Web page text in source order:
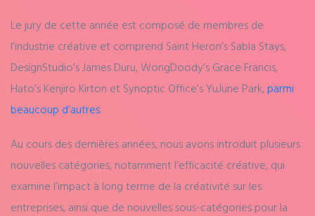
Le jury de cette année est composé de membres de
l’industrie créative et comprend Saint Heron’s Sabla Stays,
DesignStudio’s James Duru, WongDoody’s Grace Francis,
Hato’s Kenjiro Kirton et Synoptic Office’s YuJune Park,parmi
beaucoup d’autres.
Au cours des dernières années, nous avons introduit plusieurs
nouvelles catégories, notamment l’efficacité créative, qui
examine l’impact à long terme de la créativité sur les
entreprises, ainsi que de nouvelles sous-catégories pour la